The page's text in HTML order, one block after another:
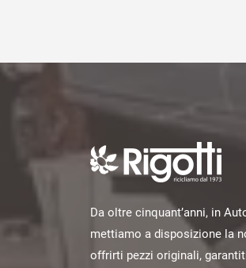
Da oltre cinquant’anni, in
mettiamo a disposizione la
offrirti pezzi originali,